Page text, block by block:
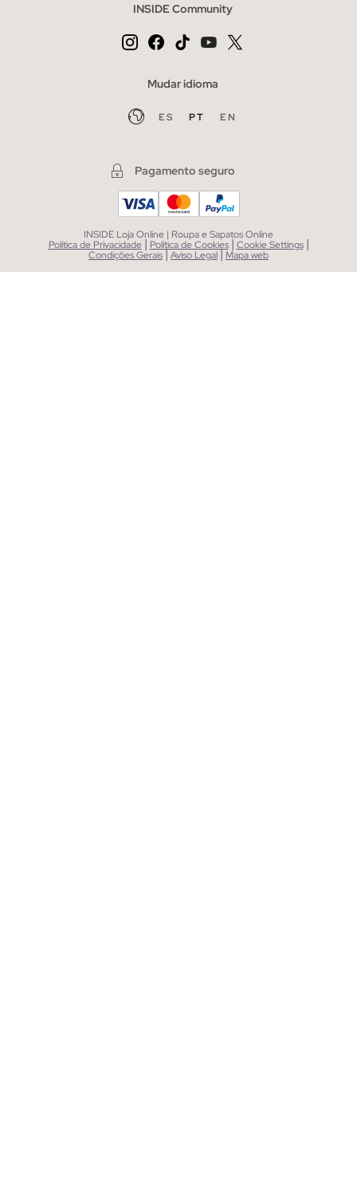
INSIDE Community
Mudar idioma
ES PT EN
Pagamento seguro
INSIDE Loja Online | Roupa e Sapatos Online
Política de Privacidade | Política de Cookies | Cookie Settings |
Condições Gerais|Aviso Legal| Mapa web